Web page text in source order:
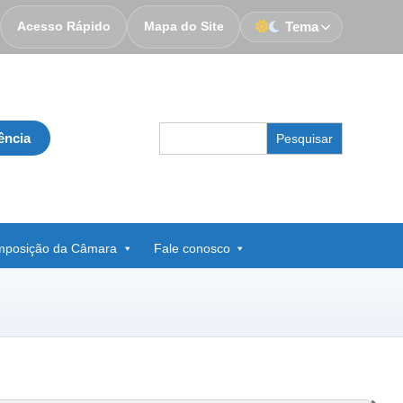
Acesso Rápido Mapa do Site Tema
for:
da Câmara Fale conosco